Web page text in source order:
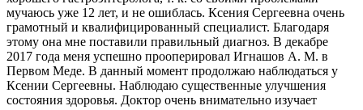
мучаюсь уже 12 лет, и не ошиблась. Ксения Сергеевна очень
грамотный и квалифицированный специалист. Благодаря
этому она мне поставили правильный диагноз. В декабре
2017 года меня успешно прооперировал Игнашов А. М. в
Первом Меде. В данный момент продолжаю наблюдаться у
Ксении Сергеевны. Наблюдаю существенные улучшения
состояния здоровья. Доктор очень внимательно изучает